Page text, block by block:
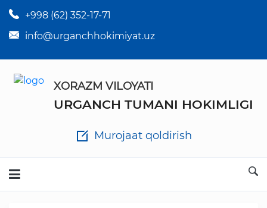
+998 (62) 352-17-71
info@urganchhokimiyat.uz
XORAZM VILOYATI
URGANCH TUMANI HOKIMLIGI
Murojaat qoldirish
Tuman hokim qarorlari
Tuman hokimi farmoyishlari
Tuman hokimligi ish yuritish yo'riqnomasi